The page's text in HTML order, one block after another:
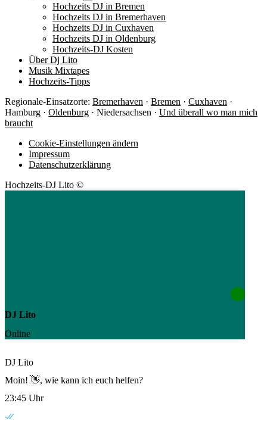
Hochzeits DJ in Bremen
Hochzeits DJ in Bremerhaven
Hochzeits DJ in Cuxhaven
Hochzeits DJ in Oldenburg
Hochzeits-DJ Kosten
Über Dj Lito
Musik Mixtapes
Hochzeits-Tipps
Regionale-Einsatzorte: Bremerhaven · Bremen · Cuxhaven ·
Hamburg · Oldenburg · Niedersachsen · Und überall wo man mich
braucht
Cookie-Einstellungen ändern
Impressum
Datenschutzerklärung
Hochzeits-DJ Lito ©
DJ Lito
Online
DJ Lito
Moin! 👋, wie kann ich euch helfen?
23:45 Uhr